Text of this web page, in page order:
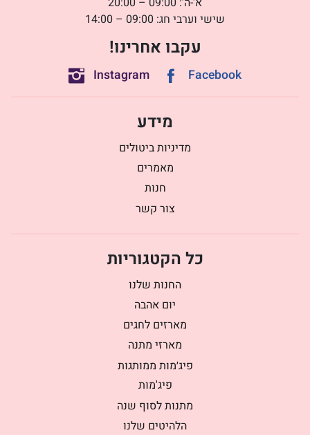
שישי וערבי חג: 09:00 – 14:00
עקבו אחרינו!
Facebook
Instagram
מידע
מדיניות ביטולים
מאמרים
חנות
צור קשר
כל הקטגוריות
החנות שלנו
יום אהבה
מארזים לחגים
מארזי מתנה
פיג׳מות ממותגות
פיג'מות
מתנות לסוף שנה
הלהיטים שלנו